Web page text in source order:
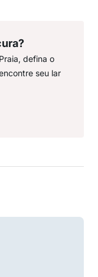
defina o
seu lar